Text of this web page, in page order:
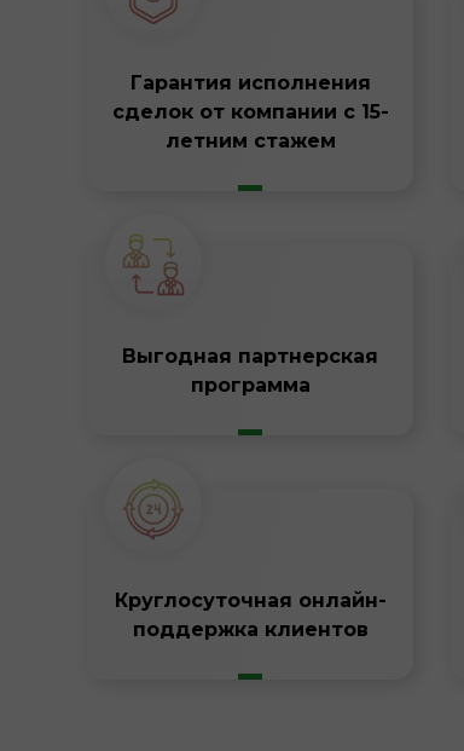
Гарантия исполнения
сделок от компании с 15-
летним стажем
Выгодная партнерская
программа
Круглосуточная онлайн-
поддержка клиентов